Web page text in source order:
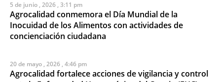
5 de junio , 2026 , 3:11 pm
Agrocalidad conmemora el Día Mundial de la
Inocuidad de los Alimentos con actividades de
concienciación ciudadana
20 de mayo , 2026 , 4:46 pm
Agrocalidad fortalece acciones de vigilancia y control